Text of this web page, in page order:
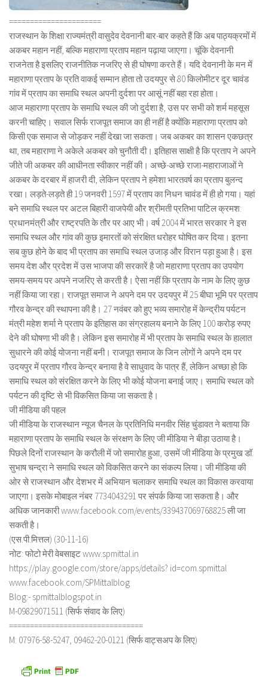
======================
राजस्थान के शिक्षा राज्यमंत्री वासुदेव देवनानी बार-बार कहते हैं कि अब पाठ्यक्रमों में
अकबर महान नहीं, बल्कि महाराणा प्रताप महान पढ़ाया जाएगा। चूंकि देवनानी
राजनेता है इसलिए राजनीतिक नजरिए से ही घोषणा करते हैं। यदि देवनानी के मन में
महाराणा प्रताप के प्रति वाकई सम्मान होता तो उदयपुर से 80 किलोमीटर दूर चावंड
गांव में प्रताप का समाधि स्थल अपनी दुर्दशा पर आसूं नहीं बहा रहा होता।
आज महाराणा प्रताप के समाधि स्थल की जो दुर्दशा है, उस पर सभी को शर्म महसूस
करनी चाहिए। सवाल सिर्फ राजपूत समाज का ही नहीं है क्योंकि महाराणा प्रताप को
किसी एक समाज से जोड़कर नहीं देखा जा सकता। जब अकबर का शासन एकछत्र
था, तब महाराणा ने अकेले अकबर को चुनौती दी। इतिहास साक्षी है कि प्रताप ने अपने
जीते जी अकबर की आधीनता स्वीकार नहीं की। अच्छे-अच्छे राजा-महाराजाओं ने
अकबर के दरबार में हाजरी दी, लेकिन प्रताप ने हमेशा भारतवर्ष का प्रताप बुलन्द
रखा। लड़ते-लड़ते ही 19 जनवरी 1597 में प्रताप का निधन चावंड में ही हो गया। यहां
बने समाधि स्थल पर अटल बिहारी वाजपेयी और श्रीमती प्रतिभा पाटिल क्रमश:
प्रधानमंत्री और राष्ट्रपति के तौर पर आए भी। वर्ष 2004 में भारत सरकार ने इस
समाधि स्थल और गांव की कुछ इमारतों को संरक्षित धरोहर घोषित कर दिया। इतना
सब कुछ होने के बाद भी प्रताप का समाधि स्थल उजाड़ और विरान पड़ा हुआ है। इस
समय देश और प्रदेश में उस भाजपा की सरकारें है जो महाराणा प्रताप का उपयोग
समय-समय पर अपने नजरिए से करती है। ऐसा नहीं कि प्रताप के नाम के लिए कुछ
नहीं किया जा रहा। राजपूत समाज ने अपने दम पर उदयपुर में 25 बीघा भूमि पर प्रताप
गौरव केन्द्र की स्थापना की है। 27 नवंबर को हुए भव्य समारोह में केन्द्रीय पर्यटन
मंत्री महेश शर्मा ने प्रताप के इतिहास का संग्रहालय बनाने के लिए 100 करोड़ रुपए
देने की घोषणा भी की है। लेकिन इस समारोह में भी प्रताप के समाधि स्थल के हालात
सुधारने की कोई योजना नहीं बनी। राजपूत समाज के जिन लोगों ने अपने दम पर
उदयपुर में प्रताप गौरव केन्द्र बनाया है वे साधुवाद के पात्र हैं, लेकिन अच्छा हो कि
समाधि स्थल को संरक्षित करने के लिए भी कोई योजना बनाई जाए। समाधि स्थल को
पर्यटन की दृष्टि से भी विकसित किया जा सकता है।
जी मीडिया की पहल
जी मीडिया के राजस्थान न्यूज चैनल के प्रतिनिधि मनवीर सिंह चुंडावत ने बताया कि
महाराणा प्रताप के समाधि स्थल के संरक्षण के लिए जी मीडिया ने बीड़ा उठाया है।
पिछले दिनों राजस्थान के करौली में जो समारोह हुआ, उसमें जी मीडिया के प्रमुख डॉ.
सुभाष चन्द्रा ने समाधि स्थल को विकसित करने का संकल्प लिया। जी मीडिया की
ओर से राजस्थान और देशभर में अभियान चलाकर समाधि स्थल का विकास करवाया
जाएगा। इसके मोबाइल नंबर 7734043291 पर संपर्क किया जा सकता है। और
अधिक जानकारी www.facebook.com/events/339437069768825 ली जा
सकती है।
(एस.पी.मित्तल) (30-11-16)
नोट: फोटो मेरी वेबसाइट www.spmittal.in
https://play.google.com/store/apps/details? id=com.spmittal
www.facebook.com/SPMittalblog
Blog:- spmittalblogspot.in
M-09829071511 (सिर्फ संवाद के लिए)
================================
M: 07976-58-5247, 09462-20-0121 (सिर्फ वाट्सअप के लिए)